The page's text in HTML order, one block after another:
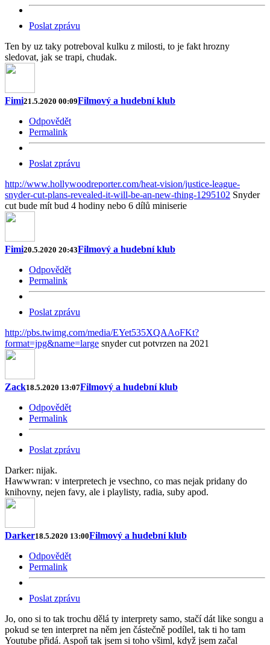
Poslat zprávu
Ten by uz taky potreboval kulku z milosti, to je fakt hrozny
sledovat, jak se trapi, chudak.
Fimi21.5.2020 00:09Filmový a hudební klub
Odpovědět
Permalink
Poslat zprávu
http://www.hollywoodreporter.com/heat-vision/justice-league-
snyder-cut-plans-revealed-it-will-be-an-new-thing-1295102 Snyder
cut bude mít bud 4 hodiny nebo 6 dílů miniserie
Fimi20.5.2020 20:43Filmový a hudební klub
Odpovědět
Permalink
Poslat zprávu
http://pbs.twimg.com/media/EYet535XQAAoFKt?
format=jpg&name=large snyder cut potvrzen na 2021
Zack18.5.2020 13:07Filmový a hudební klub
Odpovědět
Permalink
Poslat zprávu
Darker: nijak.
Hawwwran: v interpretech je vsechno, co mas nejak pridany do
knihovny, nejen favy, ale i playlisty, radia, suby apod.
Darker18.5.2020 13:00Filmový a hudební klub
Odpovědět
Permalink
Poslat zprávu
Jo, ono si to tak trochu dělá ty interprety samo, stačí dát like songu a
pokud se ten interpret na něm jen částečně podílel, tak ti ho tam
Youtube přidá. Aspoň tak jsem si toho všiml, když jsem začal